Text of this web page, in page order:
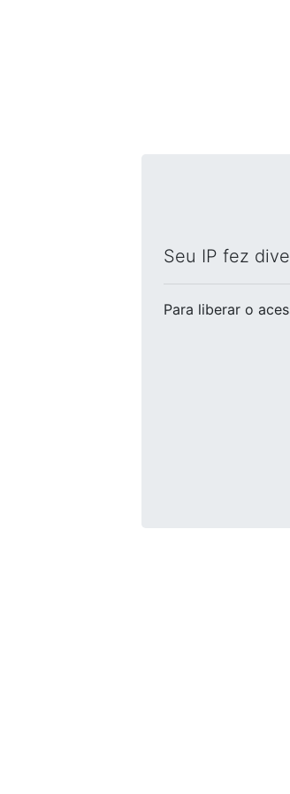
Seu IP fez
Para liberar o